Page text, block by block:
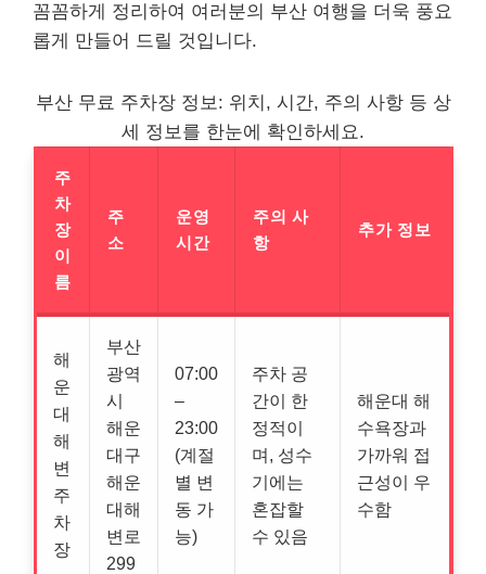
꼼꼼하게 정리하여 여러분의 부산 여행을 더욱 풍요
롭게 만들어 드릴 것입니다.
부산 무료 주차장 정보: 위치, 시간, 주의 사항 등 상
세 정보를 한눈에 확인하세요.
주
차
장
이
름
주
소
운영
시간
주의 사
항
추가 정보
해
운
대
해
변
주
차
장
부산
광역
시
해운
대구
해운
대해
변로
299
07:00
–
23:00
(계절
별 변
동 가
능)
주차 공
간이 한
정적이
며, 성수
기에는
혼잡할
수 있음
해운대 해
수욕장과
가까워 접
근성이 우
수함